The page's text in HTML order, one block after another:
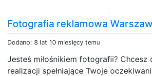
Fotografia reklamowa
Dodano: 8 lat 10 miesięcy temu
Jesteś miłośnikiem fotografii?
realizacji spełniające Twoje